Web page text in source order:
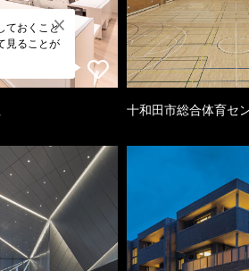
ておくこと
見ることが
十和田市総合体育セ